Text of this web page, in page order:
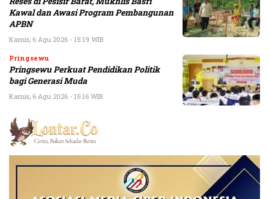
Kawal dan Awasi Program Pembangunan
APBN
Kamis, 6 Agu 2026 - 15:19 WIB
Pringsewu
Pringsewu Perkuat Pendidikan Politik
bagi Generasi Muda
Kamis, 6 Agu 2026 - 15:16 WIB